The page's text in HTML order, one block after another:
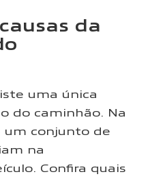
da
uma única
do caminhão. Na
um conjunto de
na
Confira quais